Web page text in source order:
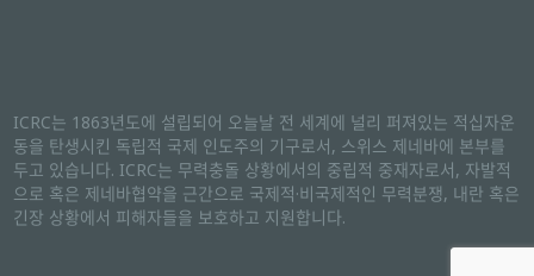
ICRC는 1863년도에 설립되어 오늘날 전 세계에 널리 퍼져있는 적십자운
동을 탄생시킨 독립적 국제 인도주의 기구로서, 스위스 제네바에 본부를
두고 있습니다. ICRC는 무력충돌 상황에서의 중립적 중재자로서, 자발적
으로 혹은 제네바협약을 근간으로 국제적·비국제적인 무력분쟁, 내란 혹은
긴장 상황에서 피해자들을 보호하고 지원합니다.